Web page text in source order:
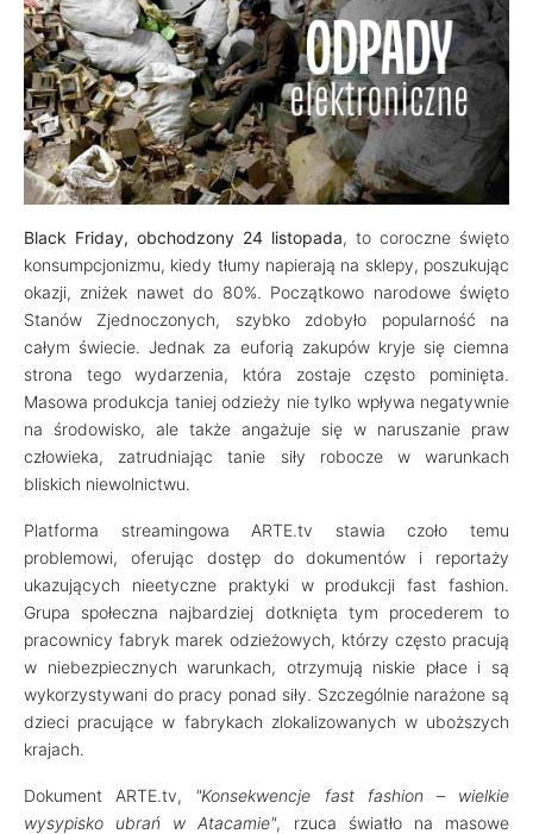
Black Friday, obchodzony 24 listopada, to coroczne święto
konsumpcjonizmu, kiedy tłumy napierają na sklepy, poszukując
okazji, zniżek nawet do 80%. Początkowo narodowe święto
Stanów Zjednoczonych, szybko zdobyło popularność na
całym świecie. Jednak za euforią zakupów kryje się ciemna
strona tego wydarzenia, która zostaje często pominięta.
Masowa produkcja taniej odzieży nie tylko wpływa negatywnie
na środowisko, ale także angażuje się w naruszanie praw
człowieka, zatrudniając tanie siły robocze w warunkach
bliskich niewolnictwu.
Platforma streamingowa ARTE.tv stawia czoło temu
problemowi, oferując dostęp do dokumentów i reportaży
ukazujących nieetyczne praktyki w produkcji fast fashion.
Grupa społeczna najbardziej dotknięta tym procederem to
pracownicy fabryk marek odzieżowych, którzy często pracują
w niebezpiecznych warunkach, otrzymują niskie płace i są
wykorzystywani do pracy ponad siły. Szczególnie narażone są
dzieci pracujące w fabrykach zlokalizowanych w uboższych
krajach.
Dokument ARTE.tv, "Konsekwencje fast fashion – wielkie
wysypisko ubrań w Atacamie", rzuca światło na masowe